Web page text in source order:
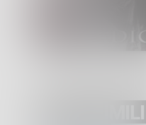
POST SIMILI